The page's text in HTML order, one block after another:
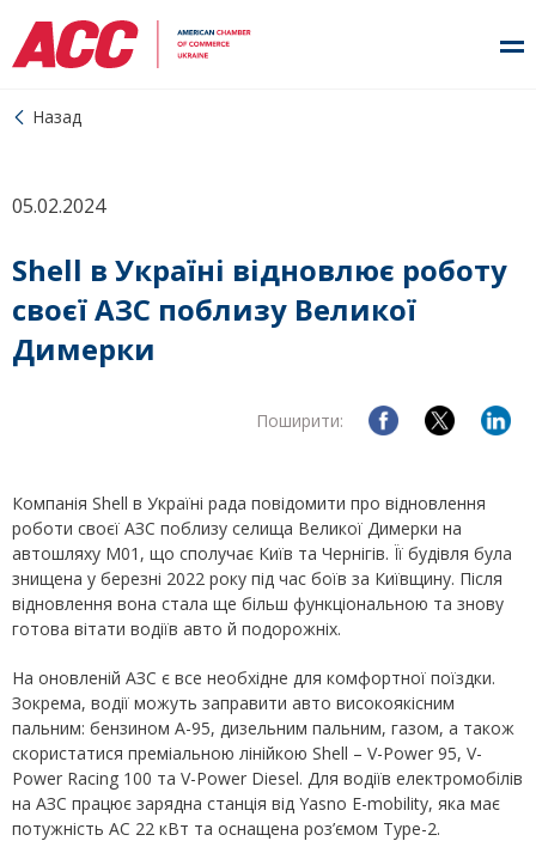
Назад
05.02.2024
Shell в Україні відновлює роботу
своєї АЗС поблизу Великої
Димерки
Поширити:
Компанія Shell в Україні рада повідомити про відновлення
роботи своєї АЗС поблизу селища Великої Димерки на
автошляху М01, що сполучає Київ та Чернігів. Її будівля була
знищена у березні 2022 року під час боїв за Київщину. Після
відновлення вона стала ще більш функціональною та знову
готова вітати водіїв авто й подорожніх.
На оновленій АЗС є все необхідне для комфортної поїздки.
Зокрема, водії можуть заправити авто високоякісним
пальним: бензином А-95, дизельним пальним, газом, а також
скористатися преміальною лінійкою Shell – V-Power 95, V-
Power Racing 100 та V-Power Diesel. Для водіїв електромобілів
на АЗС працює зарядна станція від Yasno E-mobility, яка має
потужність АС 22 кВт та оснащена роз’ємом Type-2.